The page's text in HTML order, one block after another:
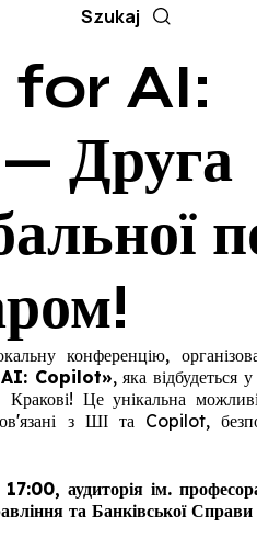
for AI:
Друга
конференцію,
Copilot», яка
Це унікальна
з ШІ та Copilot,
аудиторія ім.
та Банківської Справи